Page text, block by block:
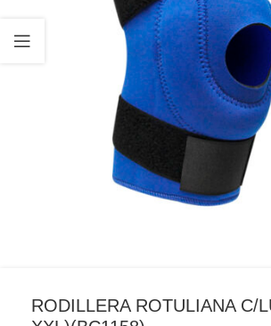
RODILLERA ROTULIANA C/